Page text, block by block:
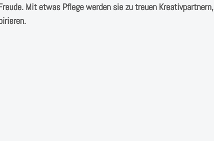
Mit etwas Pflege werden sie zu treuen Kreativpartnern,